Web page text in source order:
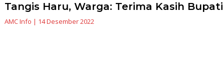
Tangis Haru, Warga: Terima Kasih Bupati
AMC Info | 14 Desember 2022